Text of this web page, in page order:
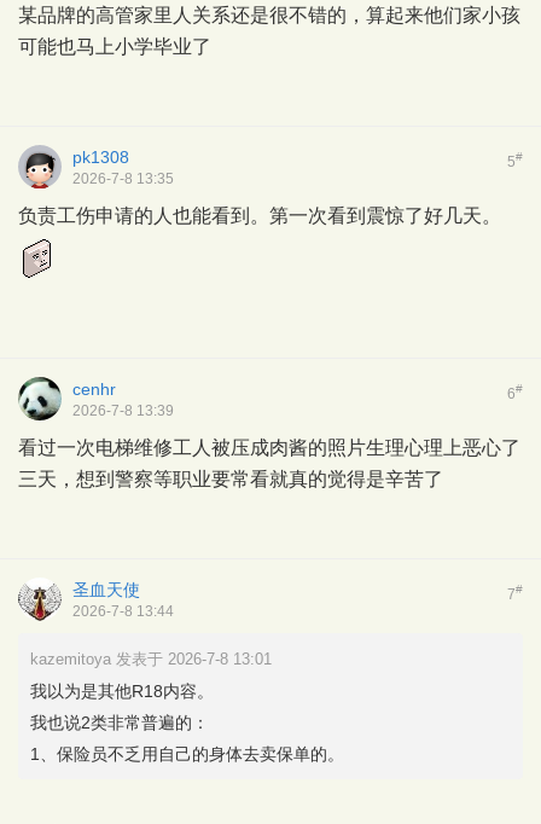
某品牌的高管家里人关系还是很不错的，算起来他们家小孩
可能也马上小学毕业了
5#
pk1308
2026-7-8 13:35
负责工伤申请的人也能看到。第一次看到震惊了好几天。
6#
cenhr
2026-7-8 13:39
看过一次电梯维修工人被压成肉酱的照片生理心理上恶心了
三天，想到警察等职业要常看就真的觉得是辛苦了
7#
圣血天使
2026-7-8 13:44
kazemitoya 发表于 2026-7-8 13:01
我以为是其他R18内容。
我也说2类非常普遍的：
1、保险员不乏用自己的身体去卖保单的。